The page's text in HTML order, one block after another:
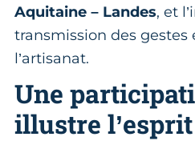
Aquitaine – Landes, et
transmission des gestes
l’artisanat.
Une
illustre